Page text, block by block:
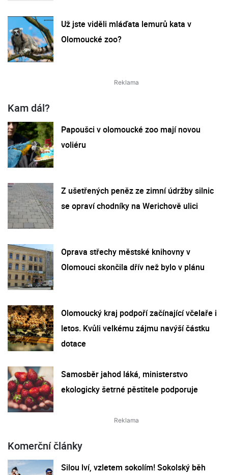
Už jste viděli mláďata lemurů kata v
Olomoucké zoo?
Kam dál?
Papoušci v olomoucké zoo mají novou
voliéru
Z ušetřených peněz ze zimní údržby silnic
se opraví chodníky na Werichově ulici
Oprava střechy městské knihovny v
Olomouci skončila dřív než bylo v plánu
Olomoucký kraj podpoří začínající včelaře i
letos. Kvůli velkému zájmu navýší částku
dotace
Samosběr jahod láká, ministerstvo
ekologicky šetrné pěstitele podporuje
Komerční články
Silou lví, vzletem sokolím! Sokolský běh